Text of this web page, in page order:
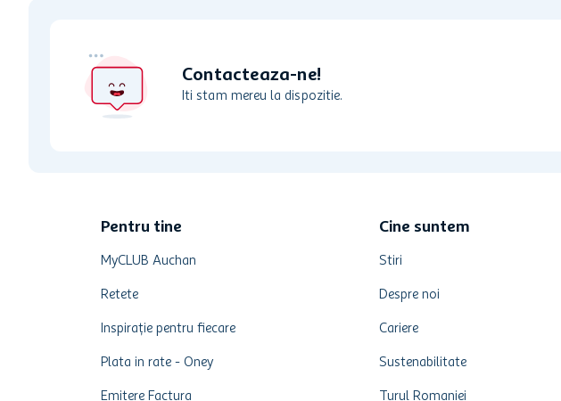
Contacteaza-ne!
Iti stam mereu la dispozitie.
Pentru tine
MyCLUB Auchan
Retete
Inspirație pentru fiecare
Plata in rate - Oney
Emitere Factura
Cine suntem
Stiri
Despre noi
Cariere
Sustenabilitate
Turul Romaniei